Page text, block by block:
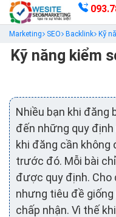
Marketing SEO Backlink Kỹ
Kỹ năng kiểm
Nhiều bạn khi đăng
đến những quy định
khi đăng cần
trước đó. Mỗi bài
được quy định. Cho
nhưng tiêu đề
chấp nhận. Vì thế